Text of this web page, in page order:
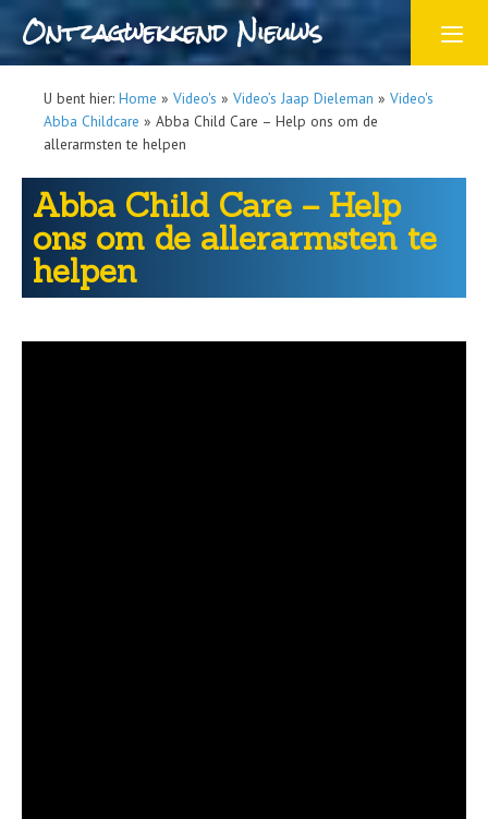
Ontzagwekkend Nieuws
U bent hier: Home » Video's » Video’s Jaap Dieleman » Video's
Abba Childcare » Abba Child Care – Help ons om de
allerarmsten te helpen
Abba Child Care – Help
ons om de allerarmsten te
helpen